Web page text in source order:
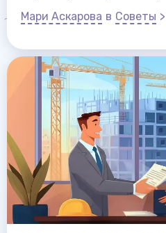
2025–2026 новый тренд
Мари Аскарова в Советы >